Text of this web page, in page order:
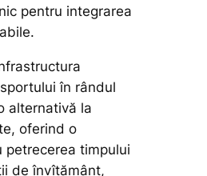
pentru integrarea
în rândul
alternativă la
oferind o
timpului
de învîțământ,